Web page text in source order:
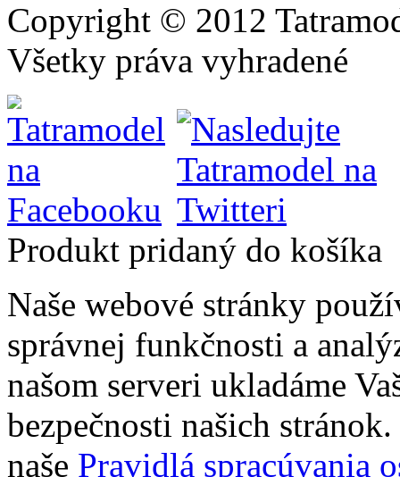
Copyright © 2012
Všetky práva vyhradené
Produkt pridaný do košíka
Naše webové stránky
správnej funkčnosti a
našom serveri ukladáme
bezpečnosti našich
naše Pravidlá spracúvania